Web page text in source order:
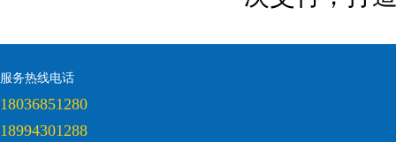
服务热线电话
18036851280
18994301288